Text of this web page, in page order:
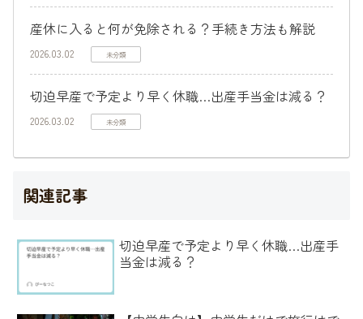
産休に入ると何が免除される？手続き方法も解説
2026.03.02 未分類
切迫早産で予定より早く休職…出産手当金は減る？
2026.03.02 未分類
関連記事
切迫早産で予定より早く休職…出産手
当金は減る？